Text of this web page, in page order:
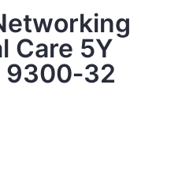
Care 5Y
9300‑32